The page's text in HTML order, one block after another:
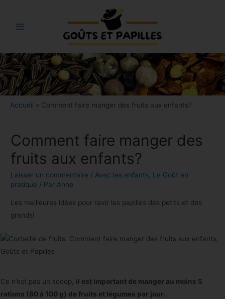
contenu
Menu
Bouton
Accueil » Comment faire manger des fruits aux enfants?
Comment faire manger des
fruits aux enfants?
Laisser un commentaire / Avec les enfants
Le Goût en
pratique / Par Anne
Les meilleures idées pour ravir les papilles des petits et des
grands!
Ce n’est pas un scoop, il est important de manger au moins 5
rations (80 à 100 g) de fruits et légumes par jour.